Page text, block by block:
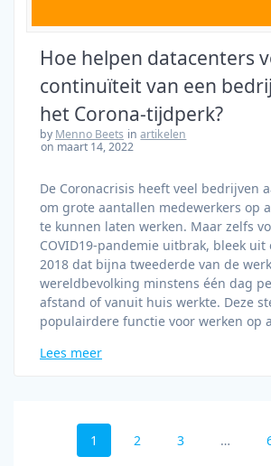
Hoe helpen datacenters
continuïteit van een
het Corona-tijdperk?
by Menno Beets inartikelen
on maart 14, 2022
De Coronacrisis heeft veel bedrijven
om grote aantallen medewerkers op
te kunnen laten werken. Maar zelfs
COVID19-pandemie uitbrak, bleek uit
2018 dat bijna tweederde van de
wereldbevolking minstens één dag
afstand of vanuit huis werkte. Deze
populairdere functie voor werken op
Lees meer
Berichtnavigatie
Pagina
1 Pagina
2 Pagina
3 …